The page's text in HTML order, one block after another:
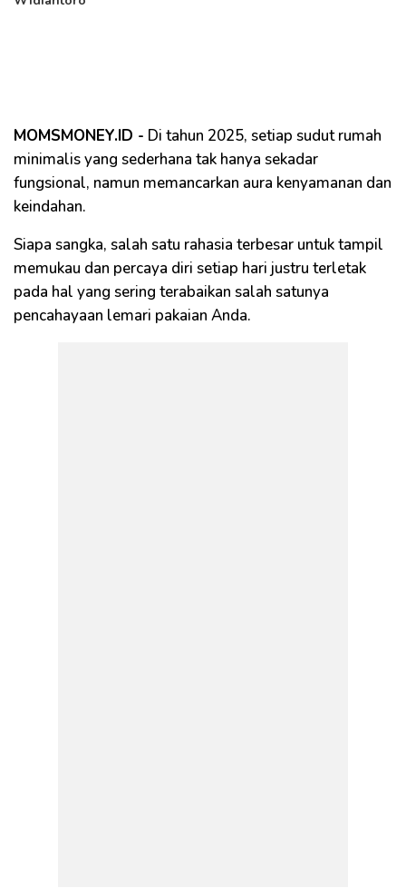
MOMSMONEY.ID - Di tahun 2025, setiap sudut rumah
minimalis yang sederhana tak hanya sekadar
fungsional, namun memancarkan aura kenyamanan dan
keindahan.
Siapa sangka, salah satu rahasia terbesar untuk tampil
memukau dan percaya diri setiap hari justru terletak
pada hal yang sering terabaikan salah satunya
pencahayaan lemari pakaian Anda.